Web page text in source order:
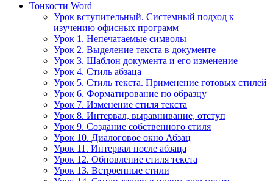
Тонкости Word
Урок вступительный. Системный подход к
изучению офисных программ
Урок 1. Непечатаемые символы
Урок 2. Выделение текста в документе
Урок 3. Шаблон документа и его изменение
Урок 4. Стиль абзаца
Урок 5. Стиль текста. Применение готовых стилей
Урок 6. Форматирование по образцу
Урок 7. Изменение стиля текста
Урок 8. Интервал, выравнивание, отступ
Урок 9. Создание собственного стиля
Урок 10. Диалоговое окно Абзац
Урок 11. Интервал после абзаца
Урок 12. Обновление стиля текста
Урок 13. Встроенные стили